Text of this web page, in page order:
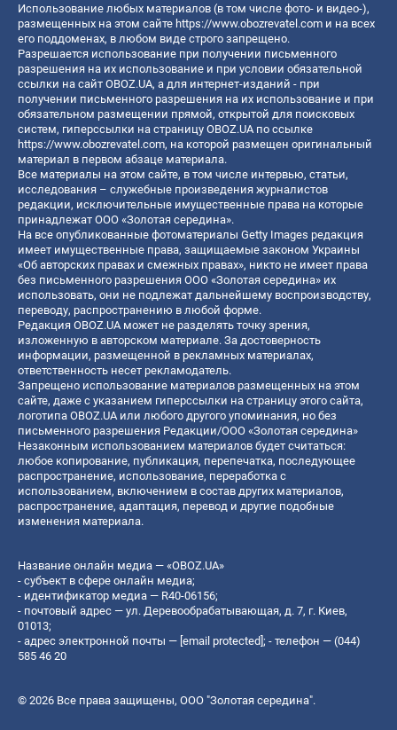
Использование любых материалов (в том числе фото- и видео-),
размещенных на этом сайте https://www.obozrevatel.com и на всех
его поддоменах, в любом виде строго запрещено.
Разрешается использование при получении письменного
разрешения на их использование и при условии обязательной
ссылки на сайт OBOZ.UA, а для интернет-изданий - при
получении письменного разрешения на их использование и при
обязательном размещении прямой, открытой для поисковых
систем, гиперссылки на страницу OBOZ.UA по ссылке
https://www.obozrevatel.com, на которой размещен оригинальный
материал в первом абзаце материала.
Все материалы на этом сайте, в том числе интервью, статьи,
исследования – служебные произведения журналистов
редакции, исключительные имущественные права на которые
принадлежат ООО «Золотая середина».
На все опубликованные фотоматериалы Getty Images редакция
имеет имущественные права, защищаемые законом Украины
«Об авторских правах и смежных правах», никто не имеет права
без письменного разрешения ООО «Золотая середина» их
использовать, они не подлежат дальнейшему воспроизводству,
переводу, распространению в любой форме.
Редакция OBOZ.UA может не разделять точку зрения,
изложенную в авторском материале. За достоверность
информации, размещенной в рекламных материалах,
ответственность несет рекламодатель.
Запрещено использование материалов размещенных на этом
сайте, даже с указанием гиперссылки на страницу этого сайта,
логотипа OBOZ.UA или любого другого упоминания, но без
письменного разрешения Редакции/ООО «Золотая середина»
Незаконным использованием материалов будет считаться:
любое копирование, публикация, перепечатка, последующее
распространение, использование, переработка с
использованием, включением в состав других материалов,
распространение, адаптация, перевод и другие подобные
изменения материала.
Название онлайн медиа — «OBOZ.UA»
- субъект в сфере онлайн медиа;
- идентификатор медиа — R40-06156;
- почтовый адрес — ул. Деревообрабатывающая, д. 7, г. Киев,
01013;
- адрес электронной почты — [email protected]; - телефон — (044)
585 46 20
© 2026 Все права защищены, ООО "Золотая середина".